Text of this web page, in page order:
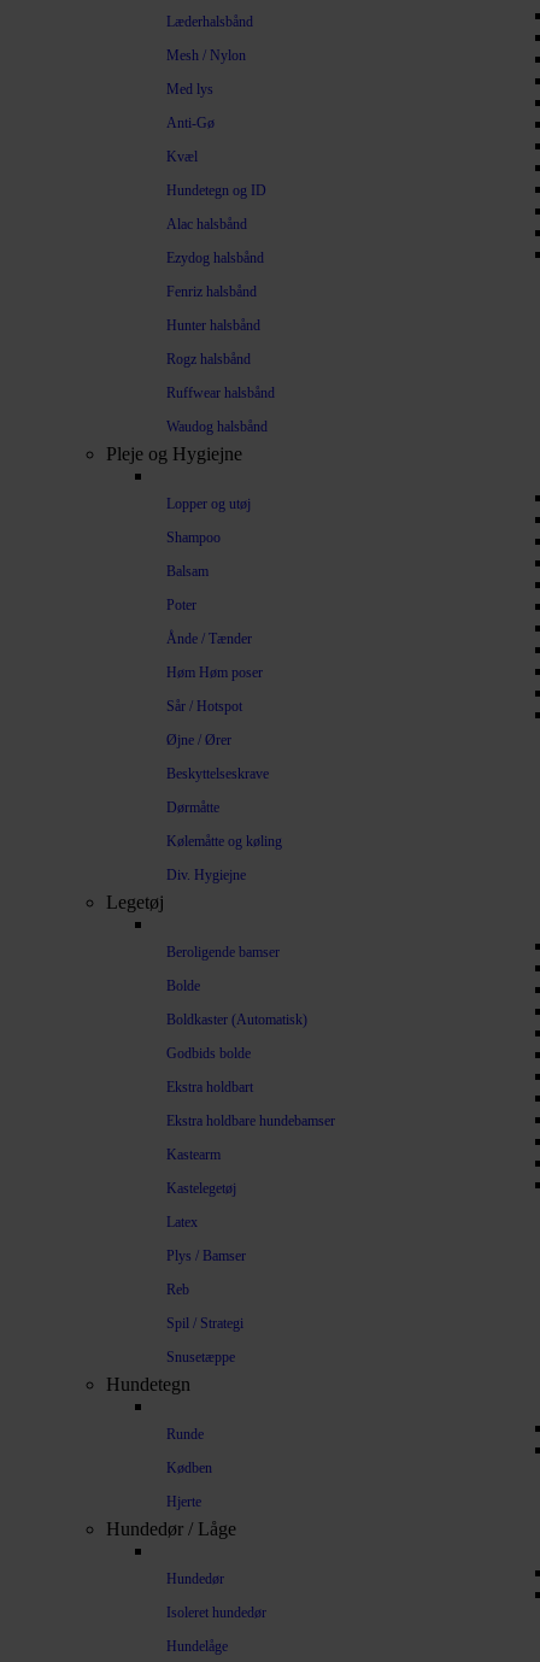
Læderhalsbånd
Mesh / Nylon
Med lys
Anti-Gø
Kvæl
Hundetegn og ID
Alac halsbånd
Ezydog halsbånd
Fenriz halsbånd
Hunter halsbånd
Rogz halsbånd
Ruffwear halsbånd
Waudog halsbånd
Pleje og Hygiejne
Lopper og utøj
Shampoo
Balsam
Poter
Ånde / Tænder
Høm Høm poser
Sår / Hotspot
Øjne / Ører
Beskyttelseskrave
Dørmåtte
Kølemåtte og køling
Div. Hygiejne
Legetøj
Beroligende bamser
Bolde
Boldkaster (Automatisk)
Godbids bolde
Ekstra holdbart
Ekstra holdbare hundebamser
Kastearm
Kastelegetøj
Latex
Plys / Bamser
Reb
Spil / Strategi
Snusetæppe
Hundetegn
Runde
Kødben
Hjerte
Hundedør / Låge
Hundedør
Isoleret hundedør
Hundelåge